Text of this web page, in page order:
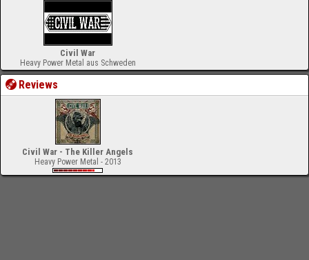
Civil War
Heavy Power Metal aus Schweden
Reviews
Civil War - The Killer Angels
Heavy Power Metal - 2013